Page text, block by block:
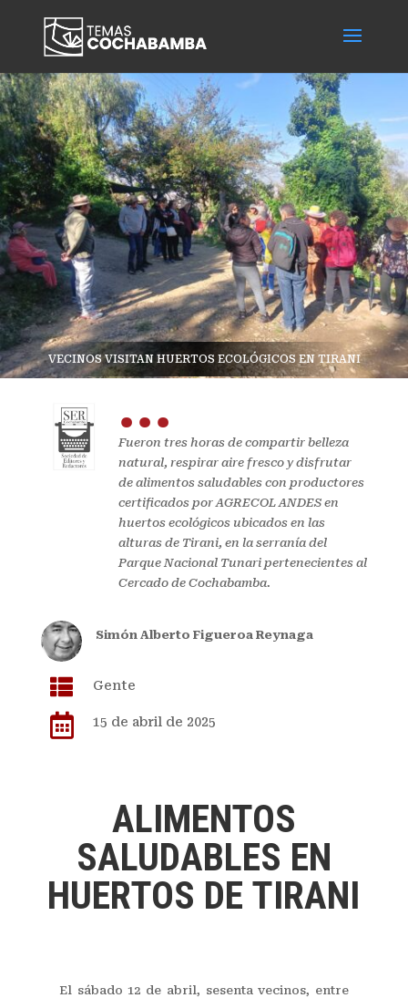
VECINOS VISITAN HUERTOS ECOLÓGICOS EN TIRANI
...
Fueron tres horas de compartir belleza
natural, respirar aire fresco y disfrutar
de alimentos saludables con productores
certificados por AGRECOL ANDES en
huertos ecológicos ubicados en las
alturas de Tirani, en la serranía del
Parque Nacional Tunari pertenecientes al
Cercado de Cochabamba.
Simón Alberto Figueroa Reynaga
 Gente
 15 de abril de 2025
ALIMENTOS
SALUDABLES EN
HUERTOS DE TIRANI
El sábado 12 de abril, sesenta vecinos, entre